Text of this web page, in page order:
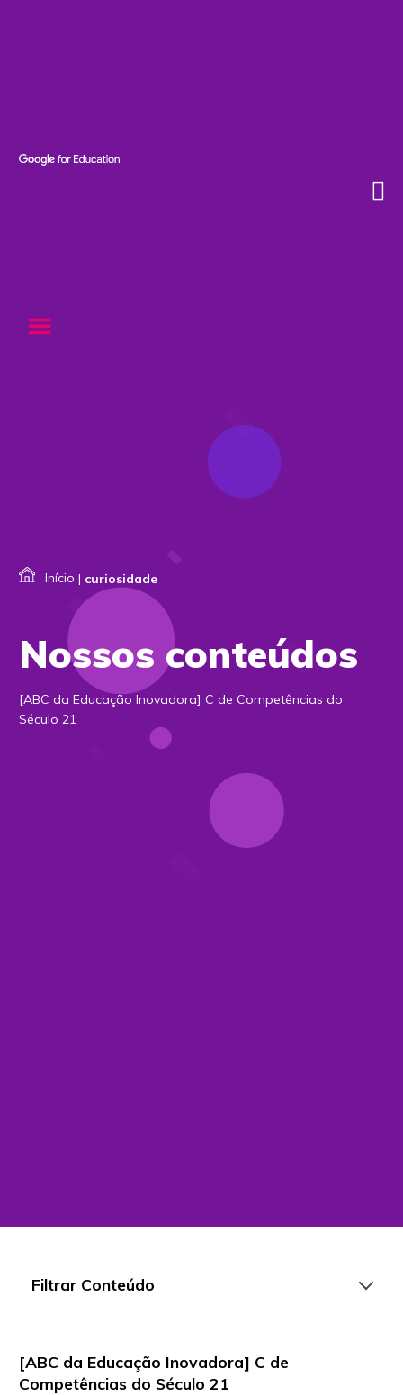
Início | curiosidade
Nossos conteúdos
[ABC da Educação Inovadora] C de Competências do
Século 21
Filtrar Conteúdo
Artigos
[ABC da Educação Inovadora] C de
Competências do Século 21